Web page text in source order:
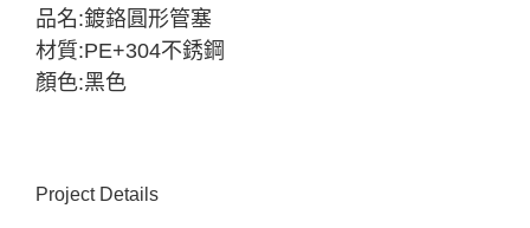
品名:鍍鉻圓形管塞
材質:PE+304不銹鋼
顏色:黑色
Project Details